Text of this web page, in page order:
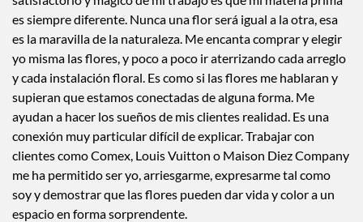
satisfactorio y mágico de mi trabajo es que mi materia prima
es siempre diferente. Nunca una flor será igual a la otra, esa
es la maravilla de la naturaleza. Me encanta comprar y elegir
yo misma las flores, y poco a poco ir aterrizando cada arreglo
y cada instalación floral. Es como si las flores me hablaran y
supieran que estamos conectadas de alguna forma. Me
ayudan a hacer los sueños de mis clientes realidad. Es una
conexión muy particular difícil de explicar. Trabajar con
clientes como Comex, Louis Vuitton o Maison Diez Company
me ha permitido ser yo, arriesgarme, expresarme tal como
soy y demostrar que las flores pueden dar vida y color a un